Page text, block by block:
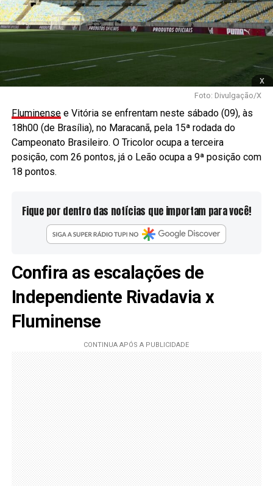
x
Foto: Divulgação/X
Fluminensee Vitória se enfrentam neste sábado (09), às
18h00 (de Brasília), no Maracanã, pela 15ª rodada do
Campeonato Brasileiro. O Tricolor ocupa a terceira
posição, com 26 pontos, já o Leão ocupa a 9ª posição com
18 pontos.
Fique por dentro das notícias que importam para você!
Confira as escalações de
Independiente Rivadavia x
Fluminense